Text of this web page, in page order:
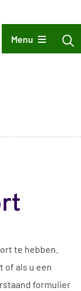
Hoofdmenu
Menu
te hebben.
of als u een
formulier